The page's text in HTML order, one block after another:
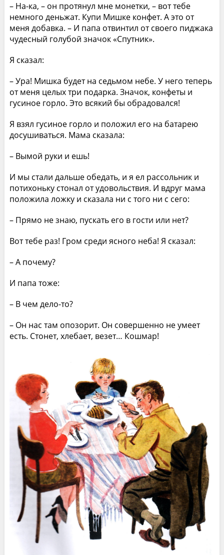
– На-ка, – он протянул мне монетки, – вот тебе
немного деньжат. Купи Мишке конфет. А это от
меня добавка. – И папа отвинтил от своего пиджака
чудесный голубой значок «Спутник».
Я сказал:
– Ура! Мишка будет на седьмом небе. У него теперь
от меня целых три подарка. Значок, конфеты и
гусиное горло. Это всякий бы обрадовался!
Я взял гусиное горло и положил его на батарею
досушиваться. Мама сказала:
– Вымой руки и ешь!
И мы стали дальше обедать, и я ел рассольник и
потихоньку стонал от удовольствия. И вдруг мама
положила ложку и сказала ни с того ни с сего:
– Прямо не знаю, пускать его в гости или нет?
Вот тебе раз! Гром среди ясного неба! Я сказал:
– А почему?
И папа тоже:
– В чем дело-то?
– Он нас там опозорит. Он совершенно не умеет
есть. Стонет, хлебает, везет… Кошмар!